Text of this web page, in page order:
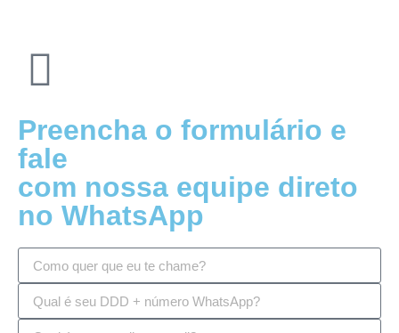
Preencha o formulário e
fale
com nossa equipe direto
no WhatsApp